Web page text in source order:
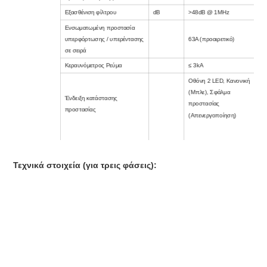
Εξασθένιση φίλτρου dB >48dB @ 1MHz
Ενσωματωμένη προστασία
υπερφόρτωσης / υπερέντασης
σε σειρά
63A (προαιρετικό)
Κεραυνόμετρος Ρεύμα ≤ 3kA
Ένδειξη κατάστασης
προστασίας
Οθόνη 2 LED, Κανονική
(Μπλε), Σφάλμα
προστασίας
(Απενεργοποίηση)
Απομακρυσμένος συναγερμός
Τεχνικά στοιχεία (για τρεις φάσεις):